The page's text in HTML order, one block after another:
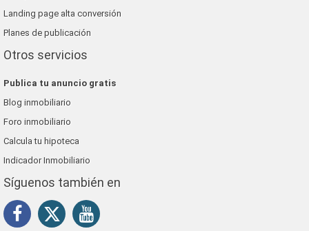
Landing page alta conversión
Planes de publicación
Otros servicios
Publica tu anuncio gratis
Blog inmobiliario
Foro inmobiliario
Calcula tu hipoteca
Indicador Inmobiliario
Síguenos también en